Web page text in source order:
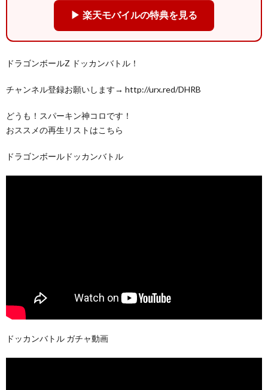
▶ 楽天モバイルの特典を見る
ドラゴンボールZ ドッカンバトル！
チャンネル登録お願いします→ http://urx.red/DHRB
どうも！スパーキン神コロです！
おススメの再生リストはこちら
ドラゴンボールドッカンバトル
ドッカンバトル ガチャ動画